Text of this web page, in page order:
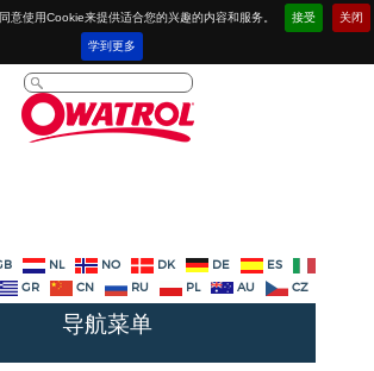
意使用Cookie来提供适合您的兴趣的内容和服务。 接受 关闭
学到更多
NL NO DK DE
ES
GR CN RU PL AU CZ
导航菜单